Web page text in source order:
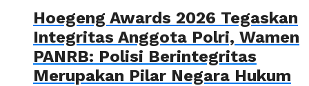
Hoegeng Awards 2026 Tegaskan
Integritas Anggota Polri, Wamen
PANRB: Polisi Berintegritas
Merupakan Pilar Negara Hukum